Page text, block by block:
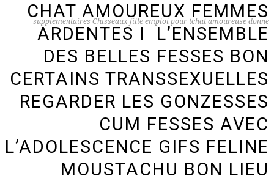
supplementaires Chisseaux fille emploi pour tchat amoureuse donne
CHAT AMOUREUX FEMMES
ARDENTES I L’ENSEMBLE
DES BELLES FESSES BON
CERTAINS TRANSSEXUELLES
REGARDER LES GONZESSES
CUM FESSES AVEC
L’ADOLESCENCE GIFS FELINE
MOUSTACHU BON LIEU